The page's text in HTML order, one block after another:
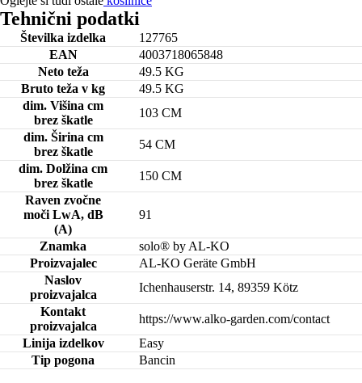
Tehnični podatki
Številka izdelka
127765
EAN
4003718065848
Neto teža
49.5 KG
Bruto teža v kg
49.5 KG
dim. Višina cm
brez škatle
103 CM
dim. Širina cm
brez škatle
54 CM
dim. Dolžina cm
brez škatle
150 CM
Raven zvočne
moči LwA, dB
(A)
91
Znamka
solo® by AL-KO
Proizvajalec
AL-KO Geräte GmbH
Naslov
proizvajalca
Ichenhauserstr. 14, 89359 Kötz
Kontakt
proizvajalca
https://www.alko-garden.com/contact
Linija izdelkov
Easy
Tip pogona
Bancin